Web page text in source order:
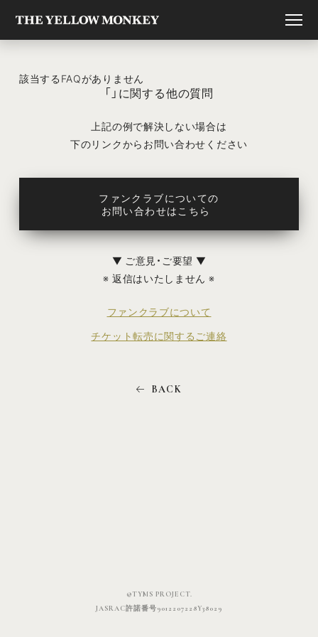
該当するFAQがありません
「」に関する他の質問
上記の例で解決しない場合は
下のリンクからお問い合わせください
ファンクラブについての
お問い合わせはこちら
▼ ご意見・ご要望 ▼
※ 返信はいたしません ※
ファンクラブについて
チケット転売に関するご連絡
©TYMS PROJECT.
JASRAC許諾番号9012207228Y38029